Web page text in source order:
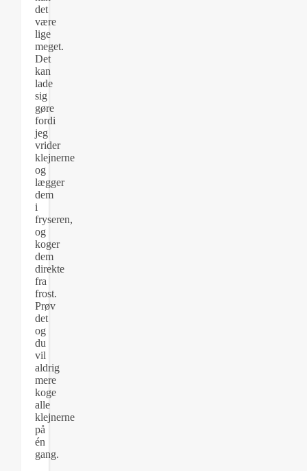
det
være
lige
meget.
Det
kan
lade
sig
gøre
fordi
jeg
vrider
klejnerne
og
lægger
dem
i
fryseren,
og
koger
dem
direkte
fra
frost.
Prøv
det
og
du
vil
aldrig
mere
koge
alle
klejnerne
på
én
gang.